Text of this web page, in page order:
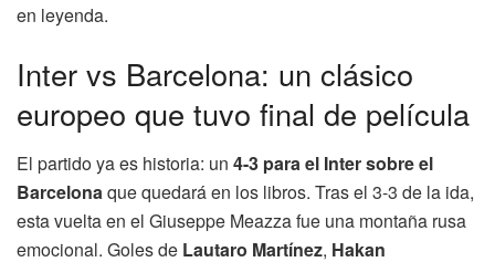
en leyenda.
Inter vs Barcelona: un clásico
europeo que tuvo final de película
El partido ya es historia: un 4-3 para el Inter sobre el
Barcelonaque quedará en los libros. Tras el 3-3 de la ida,
esta vuelta en el Giuseppe Meazza fue una montaña rusa
emocional. Goles de Lautaro Martínez, Hakan